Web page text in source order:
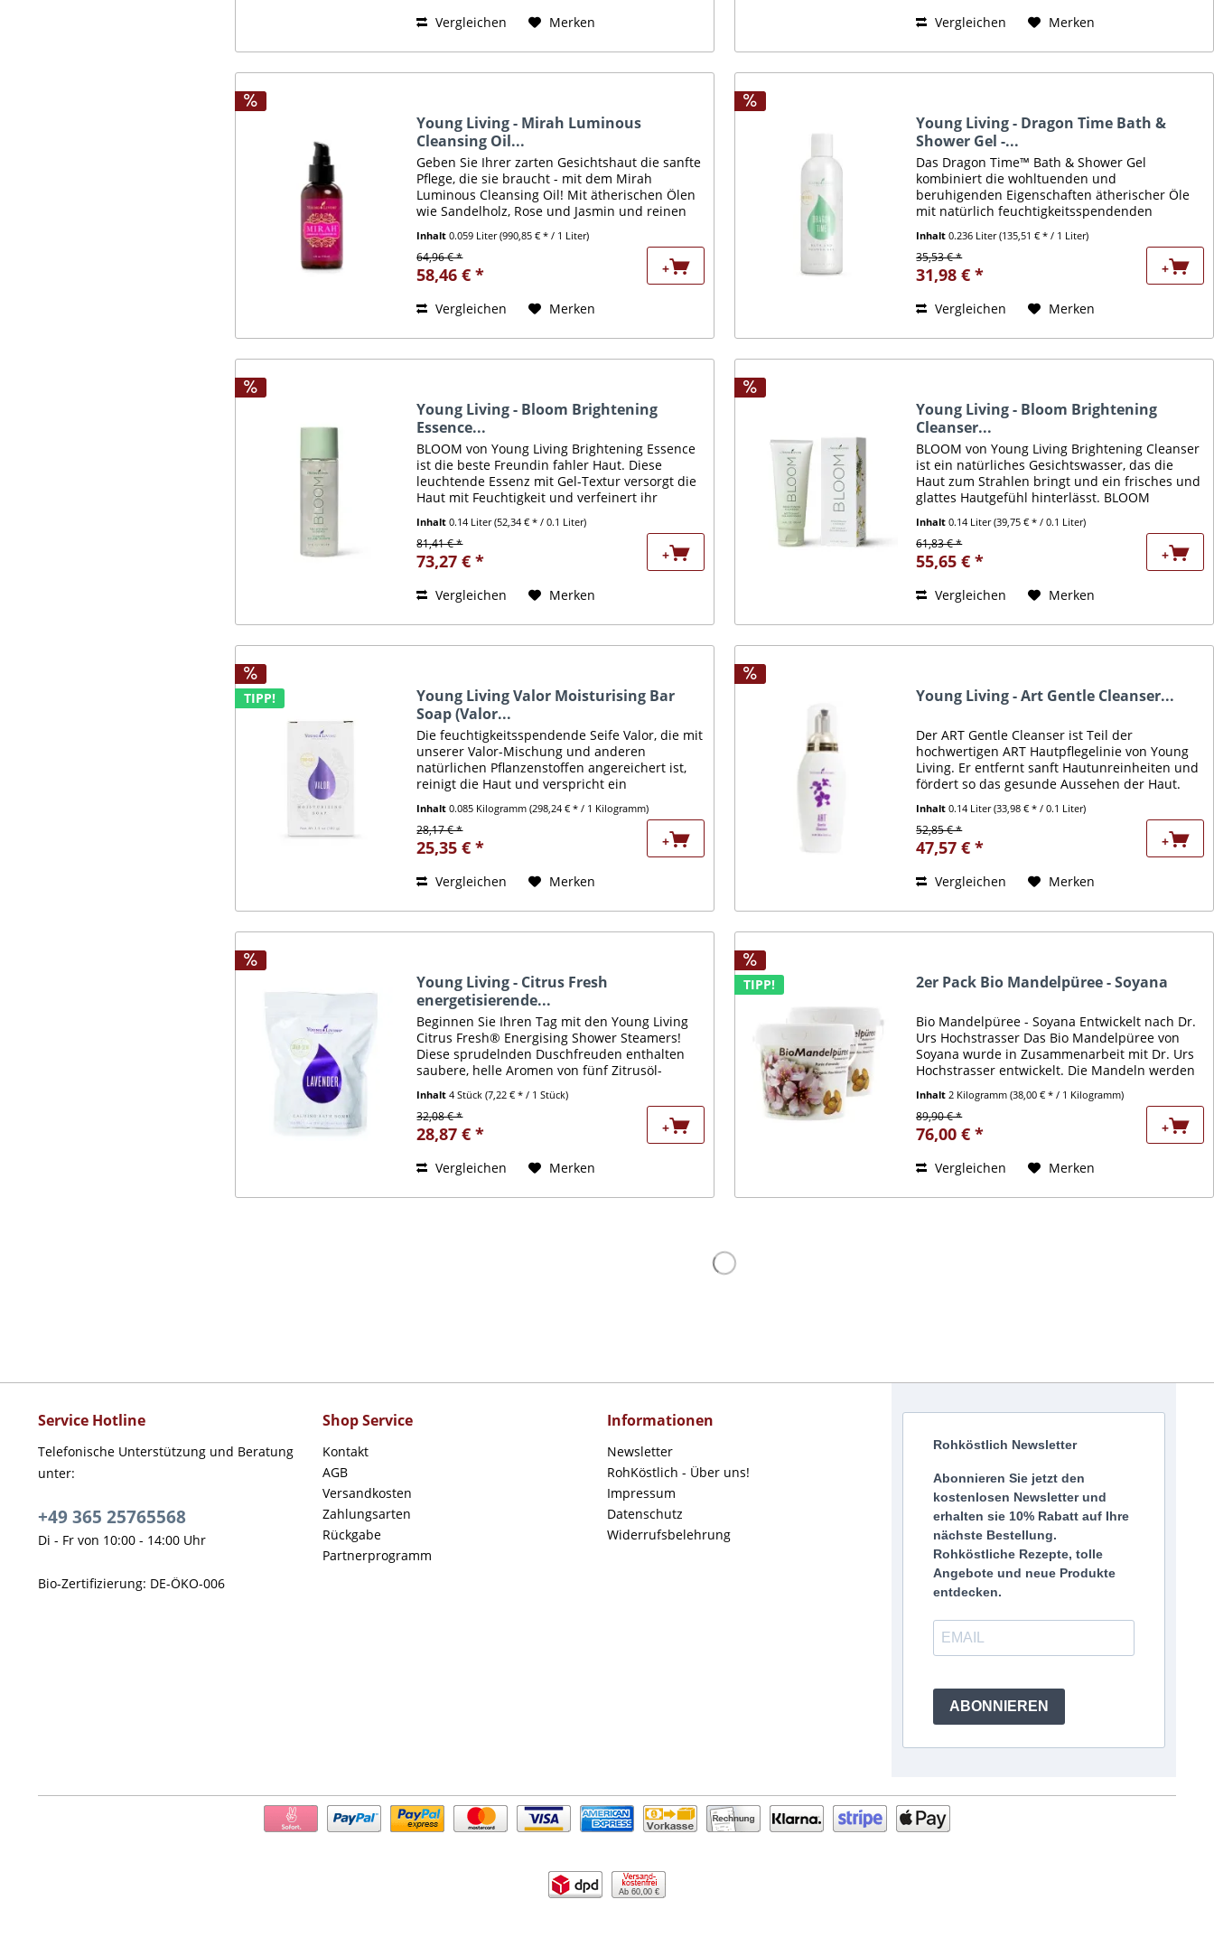
Vergleichen Merken Vergleichen Merken
Young Living - Mirah Luminous
Cleansing Oil...
Geben Sie Ihrer zarten Gesichtshaut die sanfte
Pflege, die sie braucht - mit dem Mirah
Luminous Cleansing Oil! Mit ätherischen Ölen
wie Sandelholz, Rose und Jasmin und reinen
dieses...
Inhalt0.059 Liter(990,85 € * / 1 Liter)
64,96 € *
58,46 € * +
Vergleichen Merken
Young Living - Dragon Time Bath &
Shower Gel -...
Das Dragon Time™ Bath & Shower Gel
kombiniert die wohltuenden und
beruhigenden Eigenschaften ätherischer Öle
mit natürlich feuchtigkeitsspendenden
Ihnen ein sauberes, entspanntes und
belebtes...
Inhalt0.236 Liter(135,51 € * / 1 Liter)
35,53 € *
31,98 € * +
Vergleichen Merken
Young Living - Bloom Brightening
Essence...
BLOOM von Young Living Brightening Essence
ist die beste Freundin fahler Haut. Diese
leuchtende Essenz mit Gel-Textur versorgt die
Haut mit Feuchtigkeit und verfeinert ihr
unterstützt die...
Inhalt0.14 Liter(52,34 € * / 0.1 Liter)
81,41 € *
73,27 € * +
Vergleichen Merken
Young Living - Bloom Brightening
Cleanser...
BLOOM von Young Living Brightening Cleanser
ist ein natürliches Gesichtswasser, das die
Haut zum Strahlen bringt und ein frisches und
glattes Hautgefühl hinterlässt. BLOOM
Blütenextrakt,...
Inhalt0.14 Liter(39,75 € * / 0.1 Liter)
61,83 € *
55,65 € * +
Vergleichen Merken
TIPP!
Young Living Valor Moisturising Bar
Soap (Valor...
Die feuchtigkeitsspendende Seife Valor, die mit
unserer Valor-Mischung und anderen
natürlichen Pflanzenstoffen angereichert ist,
reinigt die Haut und verspricht ein
dem ätherischen Öl von...
Inhalt0.085 Kilogramm(298,24 € * / 1 Kilogramm)
28,17 € *
25,35 € * +
Vergleichen Merken
Young Living - Art Gentle Cleanser...
Der ART Gentle Cleanser ist Teil der
hochwertigen ART Hautpflegelinie von Young
Living. Er entfernt sanft Hautunreinheiten und
fördert so das gesunde Aussehen der Haut.
aus pflanzenbasierten...
Inhalt0.14 Liter(33,98 € * / 0.1 Liter)
52,85 € *
47,57 € * +
Vergleichen Merken
Young Living - Citrus Fresh
energetisierende...
Beginnen Sie Ihren Tag mit den Young Living
Citrus Fresh® Energising Shower Steamers!
Diese sprudelnden Duschfreuden enthalten
saubere, helle Aromen von fünf Zitrusöl-
Lassen Sie den...
Inhalt4 Stück(7,22 € * / 1 Stück)
32,08 € *
28,87 € * +
Vergleichen Merken
TIPP! 2er Pack Bio Mandelpüree - Soyana
Bio Mandelpüree - Soyana Entwickelt nach Dr.
Urs Hochstrasser Das Bio Mandelpüree von
Soyana wurde in Zusammenarbeit mit Dr. Urs
Hochstrasser entwickelt. Die Mandeln werden
schonend zu einem feinen...
Inhalt 2 Kilogramm(38,00 € * / 1 Kilogramm)
89,90 € *
76,00 € * +
Vergleichen Merken
Service Hotline
Telefonische Unterstützung und Beratung
unter:
+49 365 25765568
Di - Fr von 10:00 - 14:00 Uhr
Bio-Zertifizierung: DE-ÖKO-006
Shop Service
Kontakt
AGB
Versandkosten
Zahlungsarten
Rückgabe
Partnerprogramm
Informationen
Newsletter
RohKöstlich - Über uns!
Impressum
Datenschutz
Widerrufsbelehrung
Rohköstlich Newsletter
Abonnieren Sie jetzt den
kostenlosen Newsletter und
erhalten sie 10% Rabatt auf Ihre
nächste Bestellung.
Rohköstliche Rezepte, tolle
Angebote und neue Produkte
entdecken.
ABONNIEREN
Ab 60,00 €